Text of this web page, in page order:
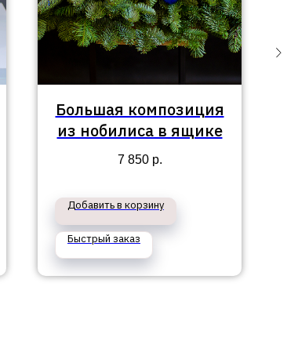
Большая композиция
из нобилиса в ящике
7 850 р.
Добавить в корзину
Быстрый заказ